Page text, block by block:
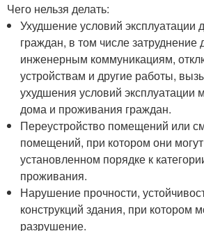
Чего нельзя делать:
Ухудшение условий эксплуатации
граждан, в том числе затруднение
инженерным коммуникациям,
устройствам и другие работы,
ухудшения условий эксплуатации
дома и проживания граждан.
Переустройство помещений или
помещений, при котором они
установленном порядке к
проживания.
Нарушение прочности,
конструкций здания, при котором
разрушение.